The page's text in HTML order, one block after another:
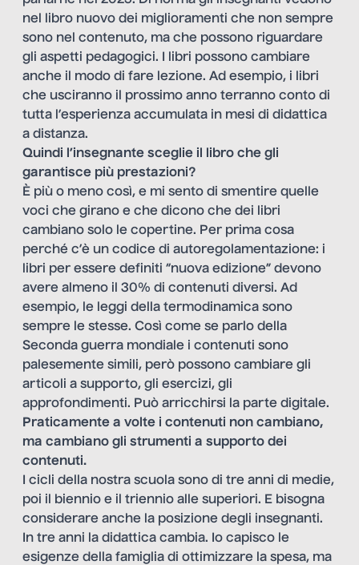
nel libro nuovo dei miglioramenti che non sempre
sono nel contenuto, ma che possono riguardare
gli aspetti pedagogici. I libri possono cambiare
anche il modo di fare lezione. Ad esempio, i libri
che usciranno il prossimo anno terranno conto di
tutta l’esperienza accumulata in mesi di didattica
a distanza.
Quindi l’insegnante sceglie il libro che gli
garantisce più prestazioni?
È più o meno così, e mi sento di smentire quelle
voci che girano e che dicono che dei libri
cambiano solo le copertine. Per prima cosa
perché c’è un codice di autoregolamentazione: i
libri per essere definiti “nuova edizione” devono
avere almeno il 30% di contenuti diversi. Ad
esempio, le leggi della termodinamica sono
sempre le stesse. Così come se parlo della
Seconda guerra mondiale i contenuti sono
palesemente simili, però possono cambiare gli
articoli a supporto, gli esercizi, gli
approfondimenti. Può arricchirsi la parte digitale.
Praticamente a volte i contenuti non cambiano,
ma cambiano gli strumenti a supporto dei
contenuti.
I cicli della nostra scuola sono di tre anni di medie,
poi il biennio e il triennio alle superiori. E bisogna
considerare anche la posizione degli insegnanti.
In tre anni la didattica cambia. Io capisco le
esigenze della famiglia di ottimizzare la spesa, ma